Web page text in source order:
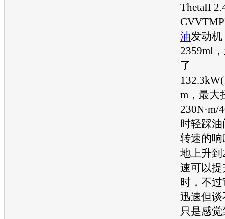
ThetaII
油发动机
2359ml
了
m，最大
230N·m/
时轻踩
转速的
地上升到
速可以
时，不
迅速但
只是感